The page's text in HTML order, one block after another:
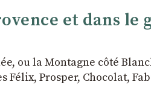
et dans le
ou la Montagne côté
Félix, Prosper, Chocolat,